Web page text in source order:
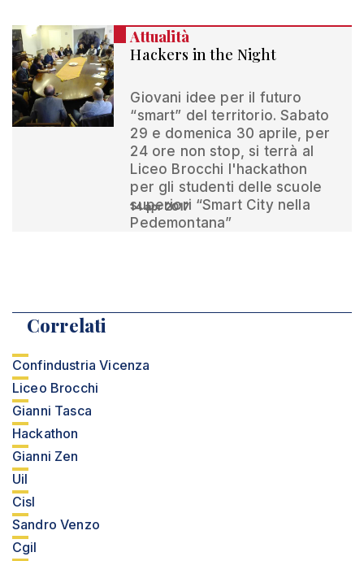
Attualità
Hackers in the Night
Giovani idee per il futuro
“smart” del territorio. Sabato
29 e domenica 30 aprile, per
24 ore non stop, si terrà al
Liceo Brocchi l'hackathon
per gli studenti delle scuole
superiori “Smart City nella
Pedemontana”
14 apr 2017
Correlati
Confindustria Vicenza
Liceo Brocchi
Gianni Tasca
Hackathon
Gianni Zen
Uil
Cisl
Sandro Venzo
Cgil